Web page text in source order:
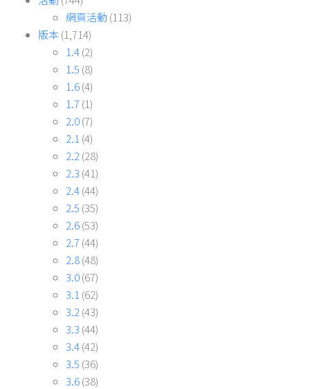
網頁活動 (113)
版本 (1,714)
1.4(2)
1.5 (8)
1.6(4)
1.7 (1)
2.0(7)
2.1(4)
2.2(28)
2.3 (41)
2.4(44)
2.5 (35)
2.6(53)
2.7 (44)
2.8(48)
3.0(67)
3.1(62)
3.2(43)
3.3 (44)
3.4(42)
3.5 (36)
3.6(38)